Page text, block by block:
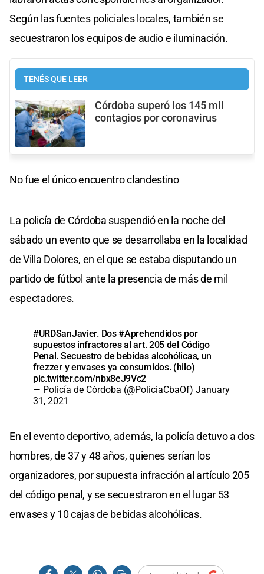
Según las fuentes policiales locales, también se
secuestraron los equipos de audio e iluminación.
TENÉS QUE LEER
Córdoba superó los 145 mil
contagios por coronavirus
No fue el único encuentro clandestino
La policía de Córdoba suspendió en la noche del
sábado un evento que se desarrollaba en la localidad
de Villa Dolores, en el que se estaba disputando un
partido de fútbol ante la presencia de más de mil
espectadores.
#URDSanJavier. Dos#Aprehendidospor
supuestos infractores al art. 205 del Código
Penal. Secuestro de bebidas alcohólicas, un
frezzer y envases ya consumidos. (hilo)
pic.twitter.com/nbx8eJ9Vc2
— Policía de Córdoba (@PoliciaCbaOf) January
31, 2021
En el evento deportivo, además, la policía detuvo a dos
hombres, de 37 y 48 años, quienes serían los
organizadores, por supuesta infracción al artículo 205
del código penal, y se secuestraron en el lugar 53
envases y 10 cajas de bebidas alcohólicas.